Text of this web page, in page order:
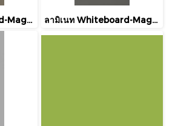
ลามิเนท Whiteboard-Magnetic DH031 Formica Laminate Macchiato Magnetic Whiteboard ลามิเนท Whiteboard-Magnetic DH028 Formica Laminate Stone Grey Magnetic Whiteboard